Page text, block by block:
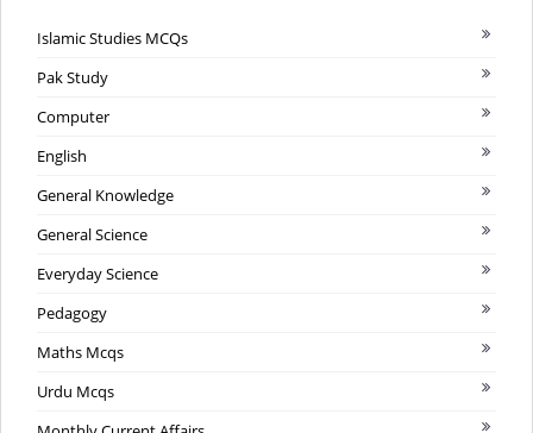
Islamic Studies MCQs
Pak Study
Computer
English
General Knowledge
General Science
Everyday Science
Pedagogy
Maths Mcqs
Urdu Mcqs